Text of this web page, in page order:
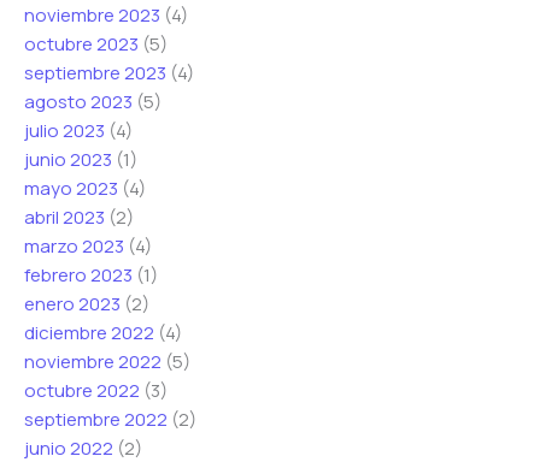
noviembre 2023 (4)
octubre 2023 (5)
septiembre 2023 (4)
agosto 2023 (5)
julio 2023 (4)
junio 2023 (1)
mayo 2023 (4)
abril 2023 (2)
marzo 2023 (4)
febrero 2023 (1)
enero 2023 (2)
diciembre 2022 (4)
noviembre 2022 (5)
octubre 2022 (3)
septiembre 2022 (2)
junio 2022 (2)